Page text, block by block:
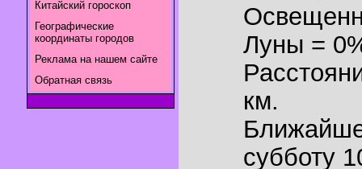
Китайский гороскоп
Географические
координаты городов
Реклама на нашем сайте
Обратная связь
Луны =
км.
субботу